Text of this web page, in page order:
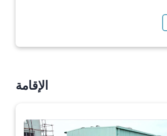
الإقامة